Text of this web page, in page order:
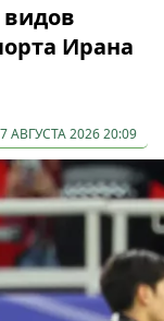
Ирана
АВГУСТА 2026 20:09